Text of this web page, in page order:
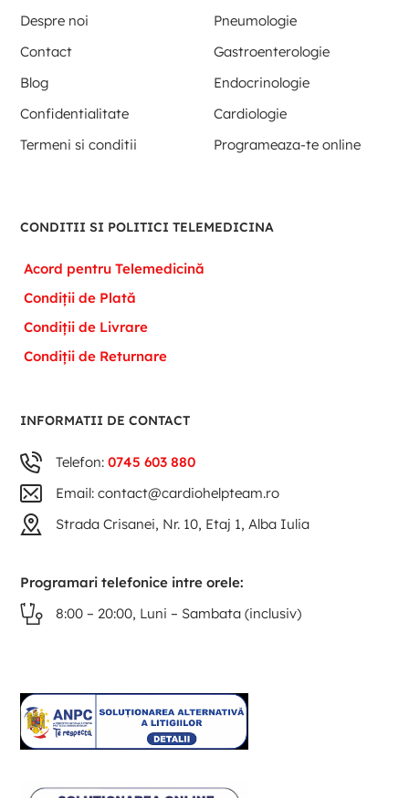
Despre noi
Pneumologie
Contact
Gastroenterologie
Blog
Endocrinologie
Confidentialitate
Cardiologie
Termeni si conditii
Programeaza-te online
CONDITII SI POLITICI TELEMEDICINA
Acord pentru Telemedicină
Condiții de Plată
Condiții de Livrare
Condiții de Returnare
INFORMATII DE CONTACT
Telefon:0745 603 880
Email: contact@cardiohelpteam.ro
Strada Crisanei, Nr. 10, Etaj 1, Alba Iulia
Programari telefonice intre orele:
8:00 – 20:00, Luni – Sambata (inclusiv)